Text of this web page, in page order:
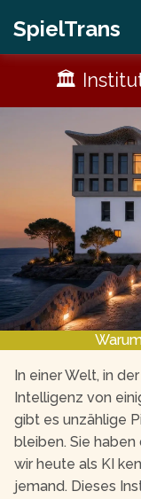
SpielTrans
🏛
In einer Welt, in
Intelligenz von
gibt es unzählige
bleiben. Sie
wir heute als KI
jemand. Dieses